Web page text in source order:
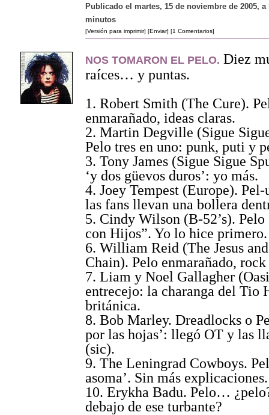
Publicado el martes, 15 de noviembre de 2005, a
minutos
[Versión para imprimir] [Enviar] [1 Comentarios]
NOS TOMARON EL PELO. Diez
raíces… y puntas.
1. Robert Smith (The Cure).
enmarañado, ideas claras.
2. Martin Degville (Sigue
Pelo tres en uno: punk, puti y
3. Tony James (Sigue Sigue
‘y dos güevos duros’: yo más.
4. Joey Tempest (Europe). Pel-
las fans llevan una bollera
5. Cindy Wilson (B-52’s).
con Hijos”. Yo lo hice primero.
6. William Reid (The Jesus
Chain). Pelo enmarañado,
7. Liam y Noel Gallagher
entrecejo: la charanga del Tio
británica.
8. Bob Marley. Dreadlocks o
por las hojas’: llegó OT y las
(sic).
9. The Leningrad Cowboys.
asoma’. Sin más explicaciones.
10. Erykha Badu. Pelo…
debajo de ese turbante?